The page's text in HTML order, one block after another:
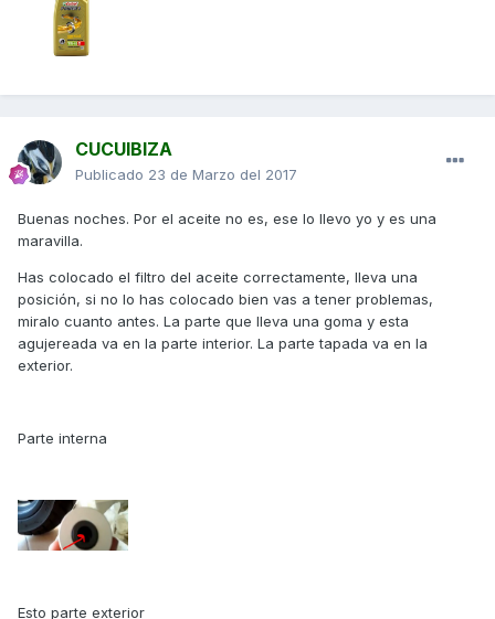
CUCUIBIZA
Publicado 23 de Marzo del 2017
Buenas noches. Por el aceite no es, ese lo llevo yo y es una
maravilla.
Has colocado el filtro del aceite correctamente, lleva una
posición, si no lo has colocado bien vas a tener problemas,
miralo cuanto antes. La parte que lleva una goma y esta
agujereada va en la parte interior. La parte tapada va en la
exterior.
Parte interna
Esto parte exterior